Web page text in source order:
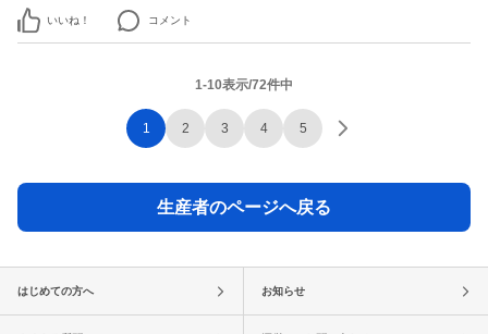
いいね！ コメント
1-10表示/72件中
1 2 3 4 5
生産者のページへ戻る
はじめての方へ お知らせ